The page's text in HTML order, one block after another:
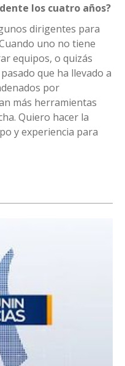
los cuatro años?
dirigentes para
uno no tiene
equipos, o quizás
que ha llevado a
por
más herramientas
Quiero hacer la
y experiencia para